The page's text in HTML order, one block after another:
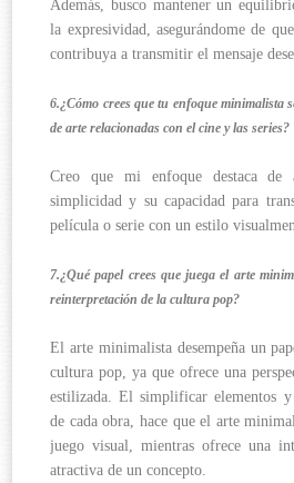
Además, busco mantener un
la expresividad, asegurándome de
contribuya a transmitir el mensaje
6.¿Cómo crees que tu enfoque minimalista
de arte relacionadas con el cine y las series?
Creo que mi enfoque destaca de
simplicidad y su capacidad para
película o serie con un estilo
7.¿Qué papel crees que juega el arte
reinterpretación de la cultura pop?
El arte minimalista desempeña un
cultura pop, ya que ofrece una
estilizada. El simplificar elementos y
de cada obra, hace que el arte
juego visual, mientras ofrece una
atractiva de un concepto.